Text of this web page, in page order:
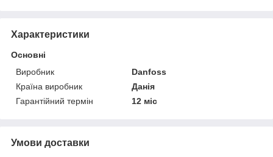
Характеристики
Основні
Виробник
Danfoss
Країна виробник
Данія
Гарантійний термін
12 міс
Умови доставки